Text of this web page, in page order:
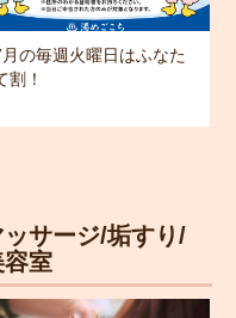
の毎週火曜日はふなた
割！
ッサージ/垢すり/
容室